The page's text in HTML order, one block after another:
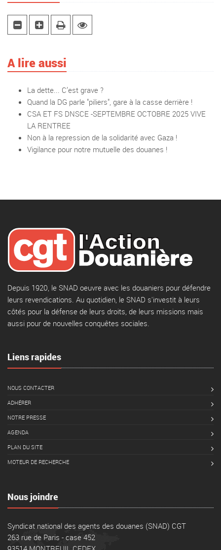
A lire aussi
La dette... C’est grave ?
Quand la DG parle "piliers", gare à la casse derrière !
CSA ET FS DNSCE -SEPTEMBRE OCTOBRE 2025 VIVE
LA RENTREE
Non à la repression de la solidarité avec Gaza !
Vigilance pour notre mutuelle des douanes !
Depuis 1920, le SNAD oeuvre avec les douaniers pour défendre
leurs revendications. Au quotidien, le SNAD s'investit à leurs
côtés pour la défense de leurs droits, de leurs missions mais
aussi pour de nouvelles conquêtes sociales.
Liens rapides
NOUS CONTACTER
ADHÉRER
NOTRE PRESSE
AGENDA
PLAN DU SITE
MOTEUR DE RECHERCHE
Nous joindre
Syndicat national des agents des douanes (SNAD) CGT
263 rue de Paris - case 452